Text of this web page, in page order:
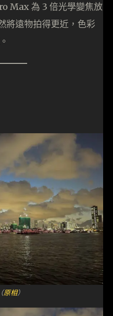
Max 為 3 倍光學變焦放
將遠物拍得更近，色彩
原相）